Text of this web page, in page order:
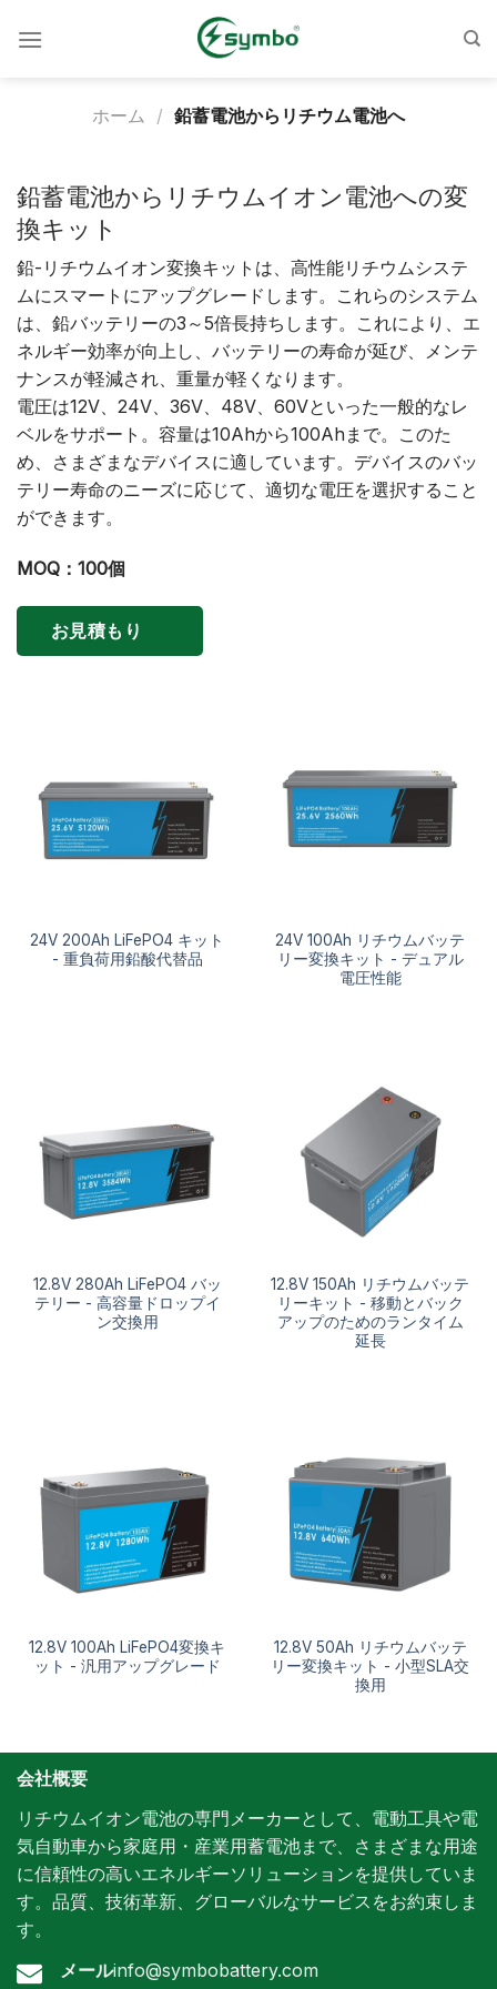
ホーム / 鉛蓄電池からリチウム電池へ
鉛蓄電池からリチウムイオン電池への変
換キット
鉛-リチウムイオン変換キットは、高性能リチウムシステ
ムにスマートにアップグレードします。これらのシステム
は、鉛バッテリーの3～5倍長持ちします。これにより、エ
ネルギー効率が向上し、バッテリーの寿命が延び、メンテ
ナンスが軽減され、重量が軽くなります。
電圧は12V、24V、36V、48V、60Vといった一般的なレ
ベルをサポート。容量は10Ahから100Ahまで。このた
め、さまざまなデバイスに適しています。デバイスのバッ
テリー寿命のニーズに応じて、適切な電圧を選択すること
ができます。
MOQ：100個
お見積もり
24V 200Ah LiFePO4 キット
- 重負荷用鉛酸代替品
24V 100Ah リチウムバッテ
リー変換キット - デュアル
電圧性能
12.8V 280Ah LiFePO4 バッ
テリー - 高容量ドロップイ
ン交換用
12.8V 150Ah リチウムバッテ
リーキット - 移動とバック
アップのためのランタイム
延長
12.8V 100Ah LiFePO4変換キ
ット - 汎用アップグレード
12.8V 50Ah リチウムバッテ
リー変換キット - 小型SLA交
換用
会社概要
リチウムイオン電池の専門メーカーとして、電動工具や電
気自動車から家庭用・産業用蓄電池まで、さまざまな用途
に信頼性の高いエネルギーソリューションを提供していま
す。品質、技術革新、グローバルなサービスをお約束しま
す。
メールinfo@symbobattery.com